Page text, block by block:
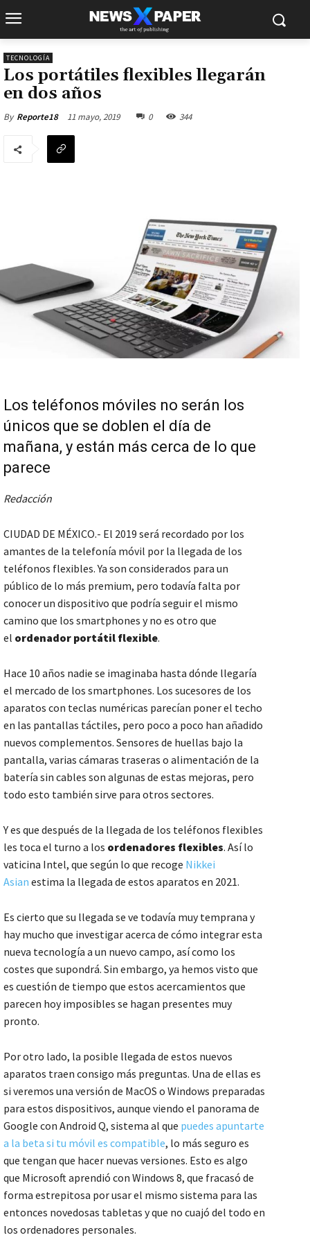
TECNOLOGÍA
Los portátiles flexibles llegarán
en dos años
By Reporte18 11 mayo, 2019 0 344
Los teléfonos móviles no serán los
únicos que se doblen el día de
mañana, y están más cerca de lo que
parece
Redacción
CIUDAD DE MÉXICO.- El 2019 será recordado por los
amantes de la telefonía móvil por la llegada de los
teléfonos flexibles. Ya son considerados para un
público de lo más premium, pero todavía falta por
conocer un dispositivo que podría seguir el mismo
camino que los smartphones y no es otro que
el ordenador portátil flexible.
Hace 10 años nadie se imaginaba hasta dónde llegaría
el mercado de los smartphones. Los sucesores de los
aparatos con teclas numéricas parecían poner el techo
en las pantallas táctiles, pero poco a poco han añadido
nuevos complementos. Sensores de huellas bajo la
pantalla, varias cámaras traseras o alimentación de la
batería sin cables son algunas de estas mejoras, pero
todo esto también sirve para otros sectores.
Y es que después de la llegada de los teléfonos flexibles
les toca el turno a los ordenadores flexibles. Así lo
vaticina Intel, que según lo que recoge Nikkei
Asian estima la llegada de estos aparatos en 2021.
Es cierto que su llegada se ve todavía muy temprana y
hay mucho que investigar acerca de cómo integrar esta
nueva tecnología a un nuevo campo, así como los
costes que supondrá. Sin embargo, ya hemos visto que
es cuestión de tiempo que estos acercamientos que
parecen hoy imposibles se hagan presentes muy
pronto.
Por otro lado, la posible llegada de estos nuevos
aparatos traen consigo más preguntas. Una de ellas es
si veremos una versión de MacOS o Windows preparadas
para estos dispositivos, aunque viendo el panorama de
Google con Android Q, sistema al que puedes apuntarte
a la beta si tu móvil es compatible, lo más seguro es
que tengan que hacer nuevas versiones. Esto es algo
que Microsoft aprendió con Windows 8, que fracasó de
forma estrepitosa por usar el mismo sistema para las
entonces novedosas tabletas y que no cuajó del todo en
los ordenadores personales.